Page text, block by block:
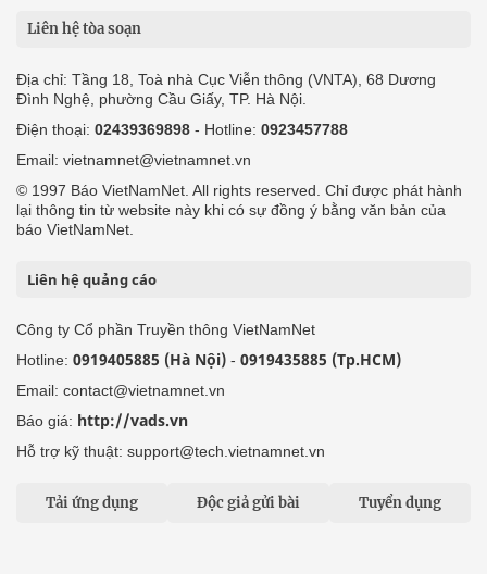
Liên hệ tòa soạn
Địa chỉ: Tầng 18, Toà nhà Cục Viễn thông (VNTA), 68 Dương
Đình Nghệ, phường Cầu Giấy, TP. Hà Nội.
Điện thoại: 02439369898 - Hotline: 0923457788
Email: vietnamnet@vietnamnet.vn
© 1997 Báo VietNamNet. All rights reserved. Chỉ được phát hành
lại thông tin từ website này khi có sự đồng ý bằng văn bản của
báo VietNamNet.
Liên hệ quảng cáo
Công ty Cổ phần Truyền thông VietNamNet
Hotline: 0919405885 (Hà Nội) - 0919435885 (Tp.HCM)
Email: contact@vietnamnet.vn
Báo giá: http://vads.vn
Hỗ trợ kỹ thuật: support@tech.vietnamnet.vn
Tải ứng dụng Độc giả gửi bài Tuyển dụng